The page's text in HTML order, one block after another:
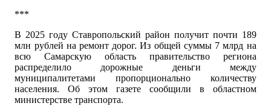
***
В 2025 году Ставропольский район получит почти 189
млн рублей на ремонт дорог. Из общей суммы 7 млрд на
всю Самарскую область правительство региона
распределило дорожные деньги между
муниципалитетами пропорционально количеству
населения. Об этом газете сообщили в областном
министерстве транспорта.